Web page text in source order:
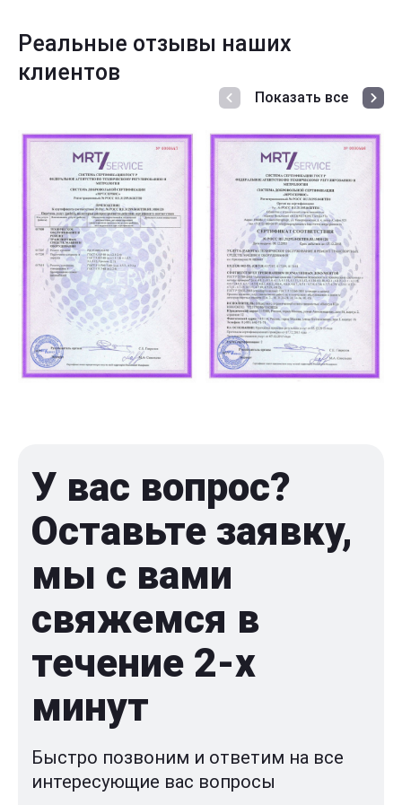
Реальные отзывы наших
клиентов
Показать все
У вас вопрос?
Оставьте заявку,
мы с вами
свяжемся в
течение 2-x
минут
Быстро позвоним и ответим на все
интересующие вас вопросы